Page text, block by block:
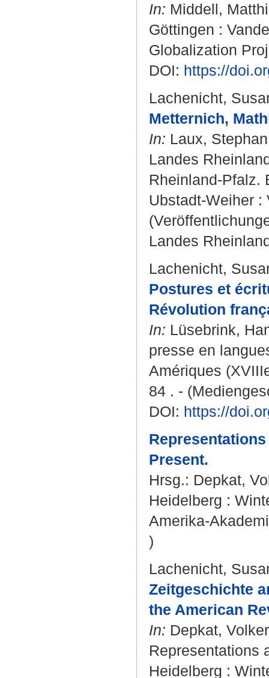
In: Middell,
Göttingen :
Globalization
DOI: https://
Lachenicht,
Metternich,
In: Laux, Stephan
Landes
Rheinland-Pfalz.
Ubstadt-Weiher :
Landes
Lachenicht,
Postures et
Révolution
In: Lüsebrink,
presse en
Amériques
84 . -
DOI: https://
Present.
Hrsg.: Depkat,
Heidelberg :
Amerika-
)
Lachenicht,
Zeitgeschichte
the American
In: Depkat, Volker
Representations
Heidelberg :